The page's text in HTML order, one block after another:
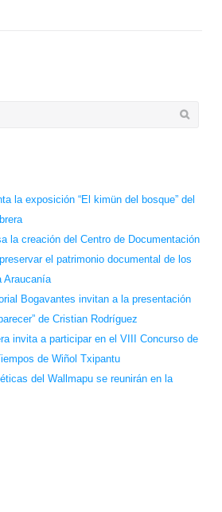
la exposición “El kimün del bosque” del
la creación del Centro de Documentación
el patrimonio documental de los
Araucanía
Bogavantes invitan a la presentación
de Cristian Rodríguez
invita a participar en el VIII Concurso de
de Wiñol Txipantu
del Wallmapu se reunirán en la